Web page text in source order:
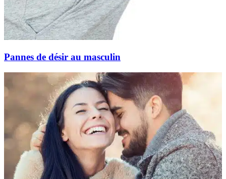
Pannes de désir au masculin